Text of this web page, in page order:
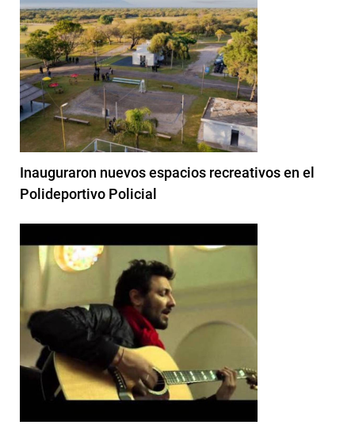
Inauguraron nuevos espacios recreativos en el
Polideportivo Policial